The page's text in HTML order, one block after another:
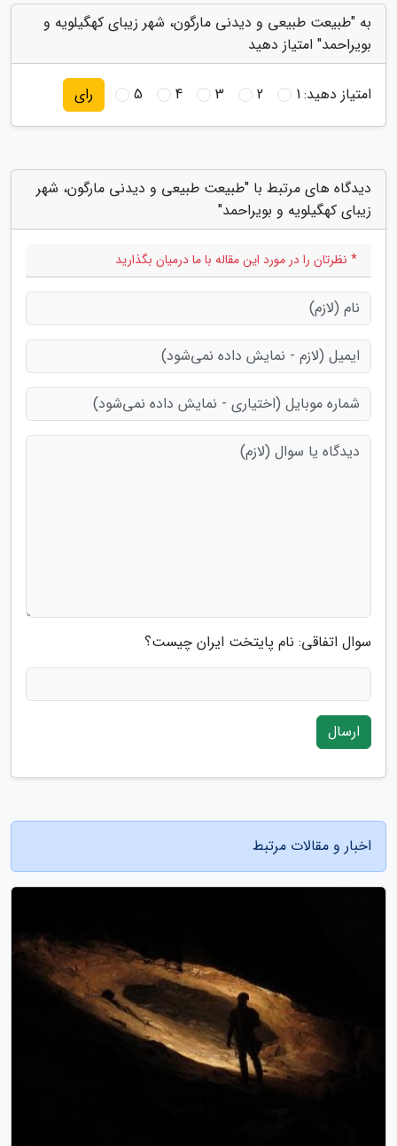
به "طبیعت طبیعی و دیدنی مارگون، شهر زیبای کهگیلویه و
بویراحمد" امتیاز دهید
امتیاز دهید:1
2
3
4
5 رای
دیدگاه های مرتبط با "طبیعت طبیعی و دیدنی مارگون، شهر
زیبای کهگیلویه و بویراحمد"
* نظرتان را در مورد این مقاله با ما درمیان بگذارید
سوال اتفاقی: نام پایتخت ایران چیست؟
ارسال
اخبار و مقالات مرتبط